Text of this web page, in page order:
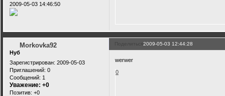
2009-05-03 14:46:50
Поделиться2009-05-03 12:44:28
Morkovka92
Нуб
Зарегистрирован: 2009-05-03
Приглашений: 0
Сообщений: 1
Уважение: +0
Позитив: +0
werwer
0